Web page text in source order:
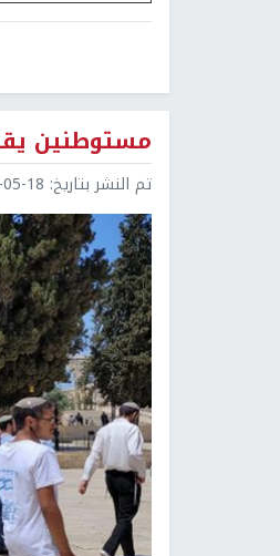
مستوطنين
تم النشر بتاريخ: 09:37